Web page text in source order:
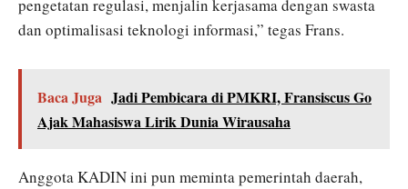
pengetatan regulasi, menjalin kerjasama dengan swasta
dan optimalisasi teknologi informasi,” tegas Frans.
Baca Juga Jadi Pembicara di PMKRI, Fransiscus Go
Ajak Mahasiswa Lirik Dunia Wirausaha
Anggota KADIN ini pun meminta pemerintah daerah,